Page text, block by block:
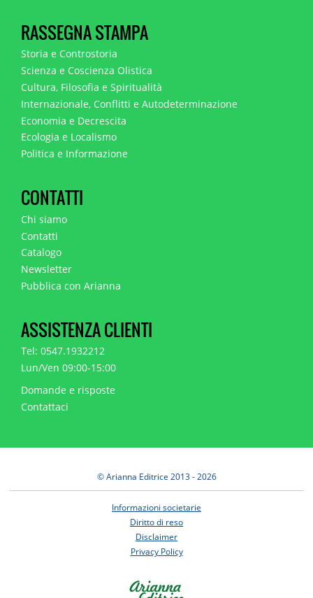
RASSEGNA STAMPA
Storia e Controstoria
Scienza e Coscienza Olistica
Cultura, Filosofia e Spiritualità
Internazionale, Conflitti e Autodeterminazione
Economia e Decrescita
Ecologia e Localismo
Politica e Informazione
CONTATTI
Chi siamo
Contatti
Catalogo
Newsletter
Pubblica con Arianna
ASSISTENZA CLIENTI
Tel: 0547.1932212
Lun/Ven 09:00-15:00
Domande e risposte
Contattaci
© Arianna Editrice 2013 - 2026
Informazioni societarie
Diritto di reso
Disclaimer
Privacy Policy